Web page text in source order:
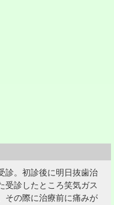
診。初診後に明日抜歯治
受診したところ笑気ガス
その際に治療前に痛みが